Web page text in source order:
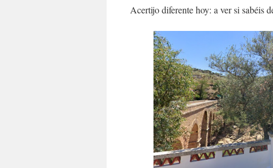
Acertijo diferente hoy: a ver si sabéis